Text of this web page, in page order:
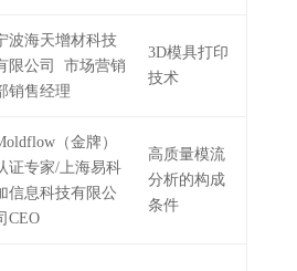
波海天增材科技
限公司 市场营销
销售经理
3D模具打印
技术
（金牌）
证专家/上海易科
信息科技有限公
CEO
高质量模流
分析的构成
条件